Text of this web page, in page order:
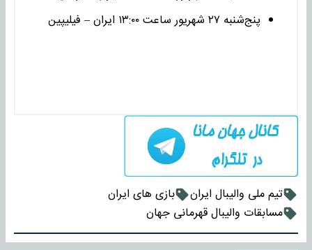
پنج‌شنبه ۲۷ شهریور ساعت ۱۳:۰۰ ایران – فیلیپین
تیم ملی والیبال ایران
بازی های ایران
مسابقات والیبال قهرمانی جهان